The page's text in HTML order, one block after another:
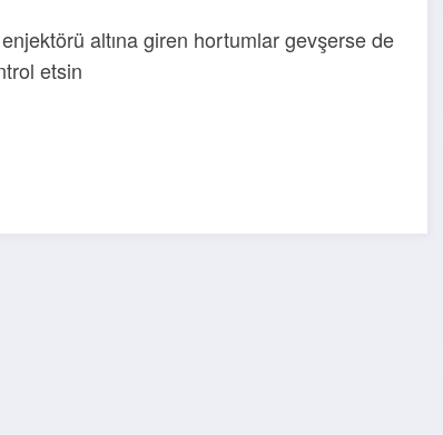
altına giren hortumlar gevşerse de
etsin